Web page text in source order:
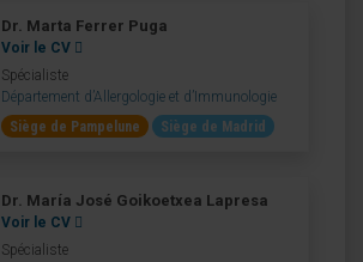
Dr. Marta Ferrer Puga
Voir le CV
Spécialiste
Département d’Allergologie et d’Immunologie
Siège de Pampelune
Siège de Madrid
Dr. María José Goikoetxea Lapresa
Voir le CV
Spécialiste